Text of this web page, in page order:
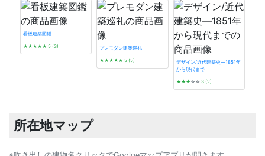
看板建築図鑑
★★★★★ 5 (3) プレモダン建築巡礼
★★★★★ 5 (5)
デザイン/近代建築史―1851年
から現代まで
★★★☆☆ 3 (2)
所在地マップ